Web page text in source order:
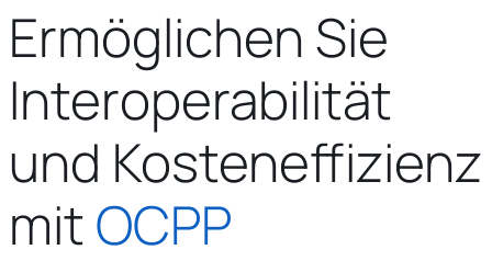
Français
Ermöglichen Sie
Interoperabilität
und Kosteneffizienz
mitOCPP